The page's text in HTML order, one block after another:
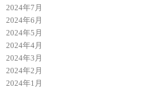
2024年7月
2024年6月
2024年5月
2024年4月
2024年3月
2024年2月
2024年1月